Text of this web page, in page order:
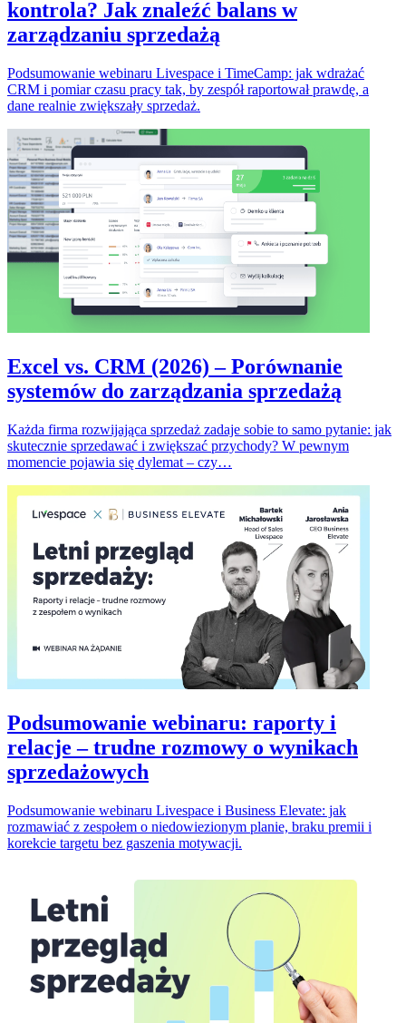
kontrola? Jak znaleźć balans w
zarządzaniu sprzedażą
Podsumowanie webinaru Livespace i TimeCamp: jak wdrażać
CRM i pomiar czasu pracy tak, by zespół raportował prawdę, a
dane realnie zwiększały sprzedaż.
Excel vs. CRM (2026) – Porównanie
systemów do zarządzania sprzedażą
Każda firma rozwijająca sprzedaż zadaje sobie to samo pytanie: jak
skutecznie sprzedawać i zwiększać przychody? W pewnym
momencie pojawia się dylemat – czy…
Podsumowanie webinaru: raporty i
relacje – trudne rozmowy o wynikach
sprzedażowych
Podsumowanie webinaru Livespace i Business Elevate: jak
rozmawiać z zespołem o niedowiezionym planie, braku premii i
korekcie targetu bez gaszenia motywacji.